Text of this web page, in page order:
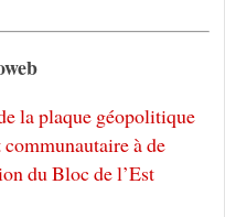
la plaque géopolitique
à de
du Bloc de l’Est